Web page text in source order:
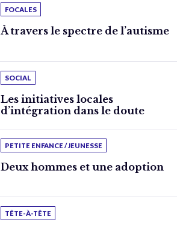
FOCALES
À travers le spectre de l’autisme
SOCIAL
Les initiatives locales
d’intégration dans le doute
PETITE ENFANCE / JEUNESSE
Deux hommes et une adoption
TÊTE-À-TÊTE